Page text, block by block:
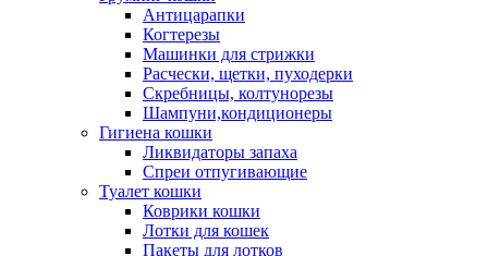
Антицарапки
Когтерезы
Машинки для стрижки
Расчески, щетки, пуходерки
Скребницы, колтунорезы
Шампуни,кондиционеры
Гигиена кошки
Ликвидаторы запаха
Спреи отпугивающие
Туалет кошки
Коврики кошки
Лотки для кошек
Пакеты для лотков